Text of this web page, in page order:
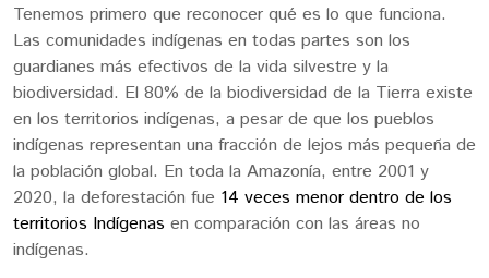
Tenemos primero que reconocer qué es lo que funciona.
Las comunidades indígenas en todas partes son los
guardianes más efectivos de la vida silvestre y la
biodiversidad. El 80% de la biodiversidad de la Tierra existe
en los territorios indígenas, a pesar de que los pueblos
indígenas representan una fracción de lejos más pequeña de
la población global. En toda la Amazonía, entre 2001 y
2020, la deforestación fue 14 veces menor dentro de los
territorios Indígenas en comparación con las áreas no
indígenas.